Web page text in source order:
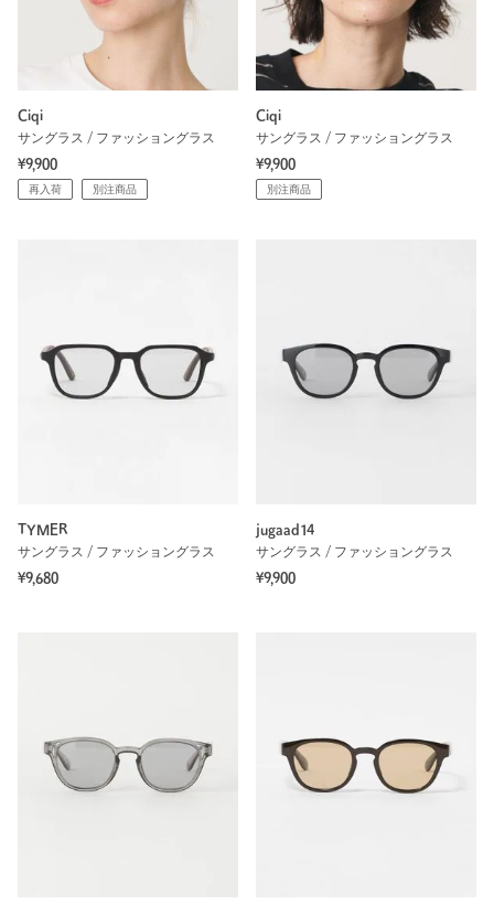
Ciqi
サングラス / ファッショングラス
¥9,900
再入荷 別注商品
Ciqi
サングラス / ファッショングラス
¥9,900
別注商品
TYMER
サングラス / ファッショングラス
¥9,680
jugaad14
サングラス / ファッショングラス
¥9,900